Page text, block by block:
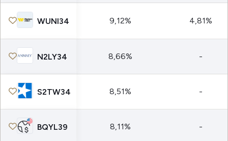
WUNI34 9,12% 4,81%
N2LY34 8,66% -
S2TW34 8,51% -
BQYL39 8,11% -